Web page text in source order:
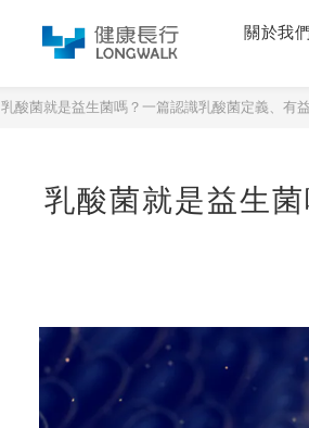
關於我們
乳酸菌就是益生菌嗎？一篇認識乳酸菌定義、有
乳酸菌就是益生